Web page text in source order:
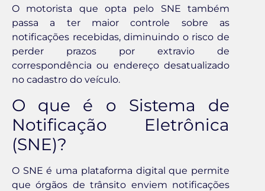
O motorista que opta pelo SNE também
passa a ter maior controle sobre as
notificações recebidas, diminuindo o risco de
perder prazos por extravio de
correspondência ou endereço desatualizado
no cadastro do veículo.
O que é o Sistema de
Notificação Eletrônica
(SNE)?
O SNE é uma plataforma digital que permite
que órgãos de trânsito enviem notificações